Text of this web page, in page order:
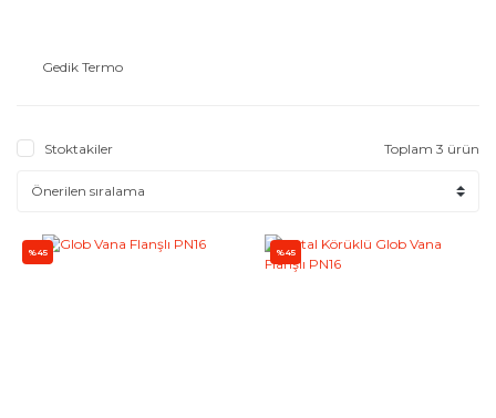
Gedik Termo
Stoktakiler Toplam 3 ürün
%45 %45